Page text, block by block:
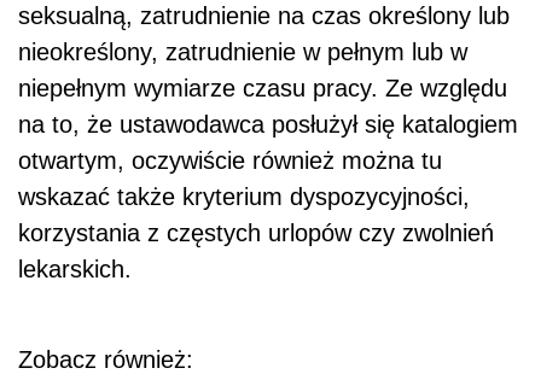
seksualną, zatrudnienie na czas określony lub
nieokreślony, zatrudnienie w pełnym lub w
niepełnym wymiarze czasu pracy. Ze względu
na to, że ustawodawca posłużył się katalogiem
otwartym, oczywiście również można tu
wskazać także kryterium dyspozycyjności,
korzystania z częstych urlopów czy zwolnień
lekarskich.
Zobacz również: